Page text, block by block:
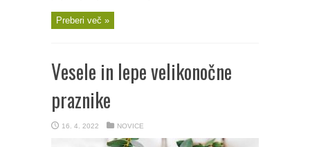
Preberi več »
Vesele in lepe velikonočne
praznike
16. 4. 2022 NOVICE